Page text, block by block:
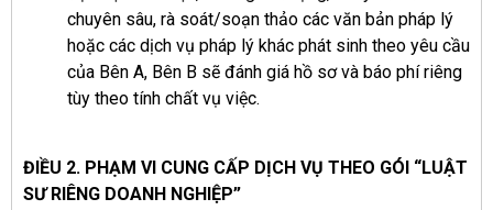
chuyên sâu, rà soát/soạn thảo các văn bản pháp lý
hoặc các dịch vụ pháp lý khác phát sinh theo yêu cầu
của Bên A, Bên B sẽ đánh giá hồ sơ và báo phí riêng
tùy theo tính chất vụ việc.
ĐIỀU 2. PHẠM VI CUNG CẤP DỊCH VỤ THEO GÓI “LUẬT
SƯ RIÊNG DOANH NGHIỆP”